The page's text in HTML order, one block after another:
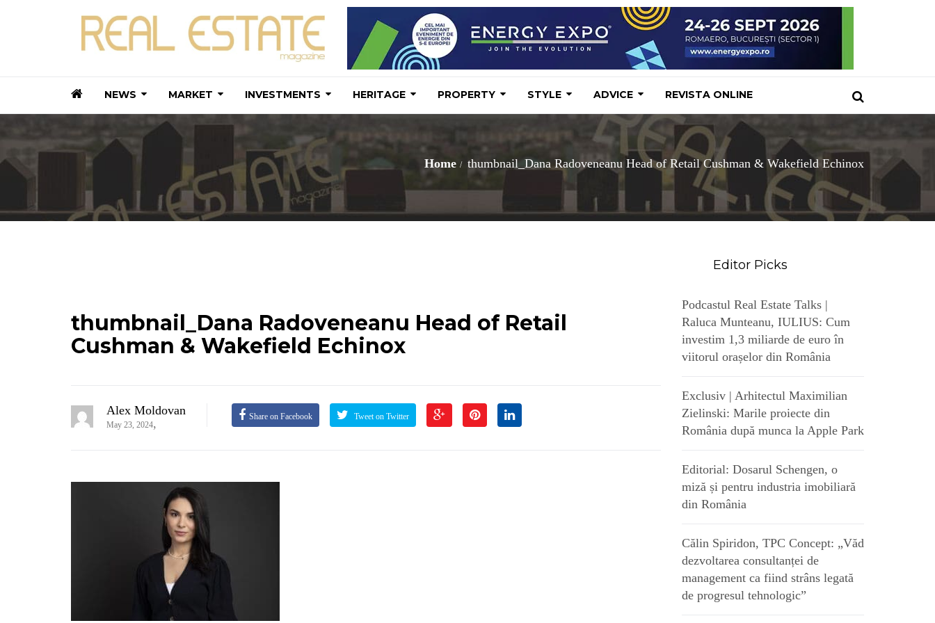
NEWS MARKET INVESTMENTS HERITAGE PROPERTY STYLE ADVICE REVISTA ONLINE
Home thumbnail_Dana Radoveneanu Head of Retail Cushman & Wakefield Echinox
thumbnail_Dana Radoveneanu Head of Retail
Cushman & Wakefield Echinox
Alex Moldovan
May 23, 2024, Share on Facebook Tweet on Twitter
Editor Picks
Podcastul Real Estate Talks |
Raluca Munteanu, IULIUS: Cum
investim 1,3 miliarde de euro în
viitorul orașelor din România
Exclusiv | Arhitectul Maximilian
Zielinski: Marile proiecte din
România după munca la Apple Park
Editorial: Dosarul Schengen, o
miză și pentru industria imobiliară
din România
Călin Spiridon, TPC Concept: „Văd
dezvoltarea consultanței de
management ca fiind strâns legată
de progresul tehnologic”